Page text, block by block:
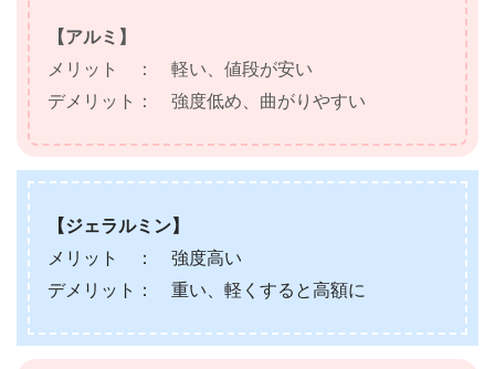
【アルミ】
メリット ： 軽い、値段が安い
デメリット： 強度低め、曲がりやすい
【ジェラルミン】
メリット ： 強度高い
デメリット： 重い、軽くすると高額に